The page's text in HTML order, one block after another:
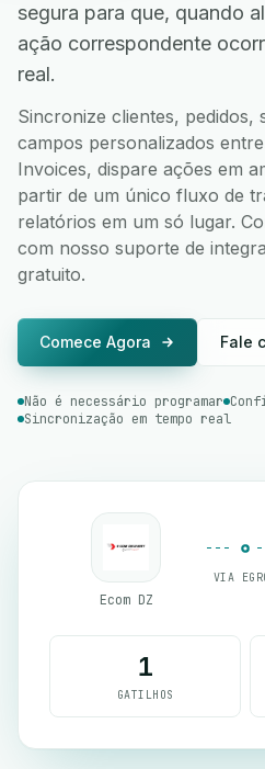
segura para que, quando
ação correspondente
real.
Sincronize clientes, pedidos,
campos personalizados
Invoices, dispare ações em
partir de um único fluxo de
relatórios em um só lugar.
com nosso suporte de
gratuito.
Comece Agora Fale
Não é necessário programar
Sincronização em tempo real
Ecom DZ
VIA
1
GATILHOS